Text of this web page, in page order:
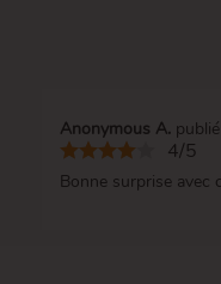
Anonymous A.
4/5
Bonne surprise avec